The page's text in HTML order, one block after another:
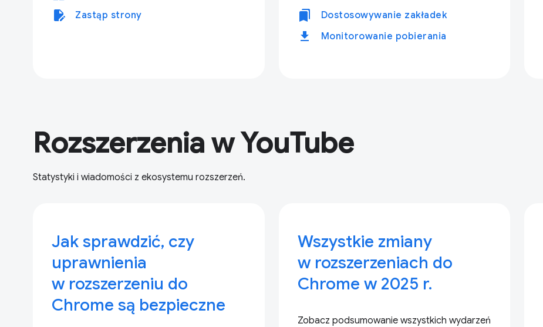
edit_document Zastąp strony bookmarks Dostosowywanie zakładek
download Monitorowanie pobierania
Rozszerzenia w YouTube
Statystyki i wiadomości z ekosystemu rozszerzeń.
Jak sprawdzić, czy
uprawnienia
w rozszerzeniu do
Chrome są bezpieczne
Wszystkie zmiany
w rozszerzeniach do
Chrome w 2025 r.
Zobacz podsumowanie wszystkich wydarzeń